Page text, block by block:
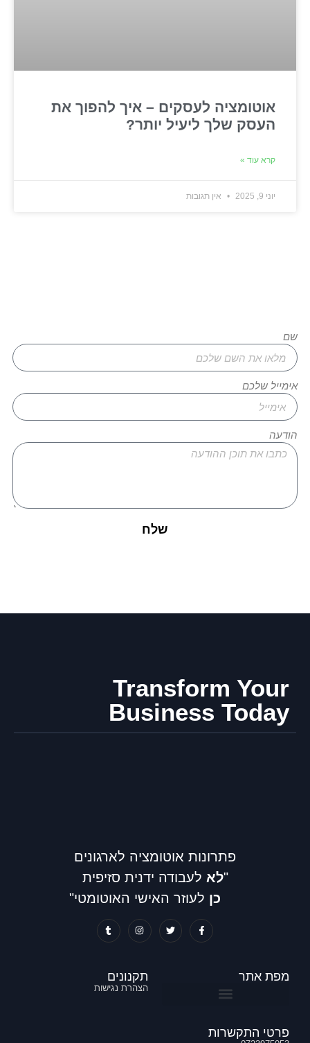
אוטומציה לעסקים – איך להפוך את
העסק שלך ליעיל יותר?
קרא עוד »
יוני 9, 2025 אין תגובות
שם
אימייל שלכם
הודעה
שלח
Transform Your
Business Today
פתרונות אוטומציה לארגונים
"לא לעבודה ידנית סזיפית
כן לעוזר האישי האוטומטי"
מפת אתר תקנונים
הצהרת נגישות
פרטי התקשרות